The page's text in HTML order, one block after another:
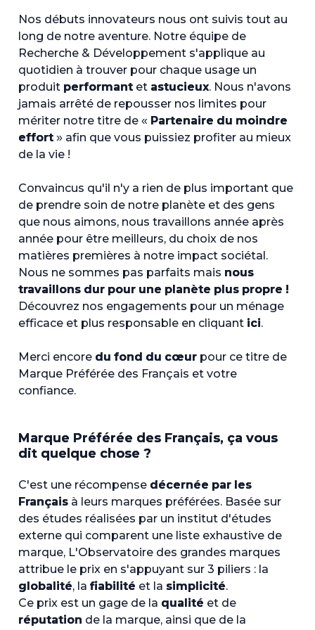
Nos débuts innovateurs nous ont suivis tout au
long de notre aventure. Notre équipe de
Recherche & Développement s'applique au
quotidien à trouver pour chaque usage un
produit performantet astucieux. Nous n'avons
jamais arrêté de repousser nos limites pour
mériter notre titre de « Partenaire du moindre
effort» afin que vous puissiez profiter au mieux
de la vie !
Convaincus qu'il n'y a rien de plus important que
de prendre soin de notre planète et des gens
que nous aimons, nous travaillons année après
année pour être meilleurs, du choix de nos
matières premières à notre impact sociétal.
Nous ne sommes pas parfaits mais nous
travaillons dur pour une planète plus propre !
Découvrez nos engagements pour un ménage
efficace et plus responsable en cliquant ici.
Merci encore du fond du cœurpour ce titre de
Marque Préférée des Français et votre
confiance.
Marque Préférée des Français, ça vous
dit quelque chose ?
C'est une récompense décernée par les
Françaisà leurs marques préférées. Basée sur
des études réalisées par un institut d'études
externe qui comparent une liste exhaustive de
marque, L'Observatoire des grandes marques
attribue le prix en s'appuyant sur 3 piliers : la
globalité, la fiabilité et la simplicité.
Ce prix est un gage de la qualité et de
réputation de la marque, ainsi que de la